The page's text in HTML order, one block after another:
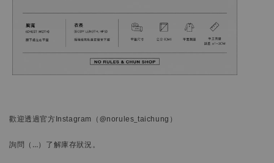
歡迎透過官方Instagram （@norules_taichung）
詢問 （…） 了解庫存狀況。